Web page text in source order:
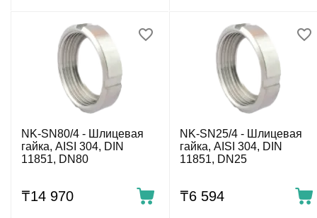
NK-SN80/4 - Шлицевая
гайка, AISI 304, DIN
11851, DN80
₸14 970
NK-SN25/4 - Шлицевая
гайка, AISI 304, DIN
11851, DN25
₸6 594